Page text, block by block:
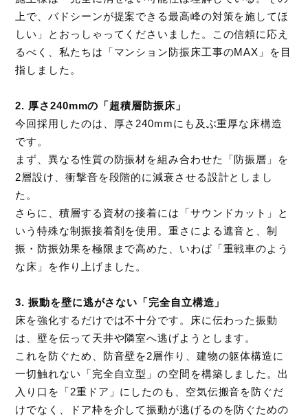
上で、バドシーンが提案できる最高峰の対策を施してほ
しい」とおっしゃってくださいました。この信頼に応え
るべく、私たちは「マンション防振床工事のMAX」を目
指しました。
2. 厚さ240mmの「超積層防振床」
今回採用したのは、厚さ240mmにも及ぶ重厚な床構造
です。
まず、異なる性質の防振材を組み合わせた「防振層」を
2層設け、衝撃音を段階的に減衰させる設計としまし
た。
さらに、積層する資材の接着には「サウンドカット」と
いう特殊な制振接着剤を使用。重さによる遮音と、制
振・防振効果を極限まで高めた、いわば「重戦車のよう
な床」を作り上げました。
3. 振動を壁に逃がさない「完全自立構造」
床を強化するだけでは不十分です。床に伝わった振動
は、壁を伝って天井や隣室へ逃げようとします。
これを防ぐため、防音壁を2層作り、建物の躯体構造に
一切触れない「完全自立型」の空間を構築しました。出
入り口を「2重ドア」にしたのも、空気伝搬音を防ぐだ
けでなく、ドア枠を介して振動が逃げるのを防ぐための